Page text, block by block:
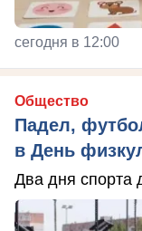
сегодня в 12:00
Общество
Падел,
в День
Два дня спорта